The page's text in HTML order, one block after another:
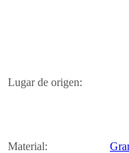
Lugar de origen:
Material: